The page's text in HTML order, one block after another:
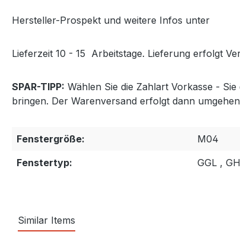
Hersteller-Prospekt und weitere Infos unter
Lieferzeit 10 - 15 Arbeitstage. Lieferung erfolgt
SPAR-TIPP: Wählen Sie die Zahlart Vorkasse -
bringen. Der Warenversand erfolgt dann
Fenstergröße:
M04
Fenstertyp:
GGL ,
Similar Items